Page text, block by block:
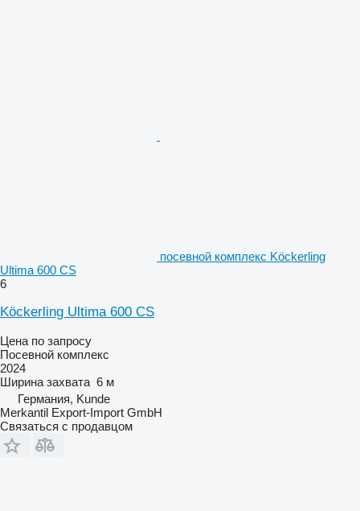
посевной комплекс Köckerling
Ultima 600 CS
6
Köckerling Ultima 600 CS
Цена по запросу
Посевной комплекс
2024
Ширина захвата 6 м
Германия, Kunde
Merkantil Export-Import GmbH
Связаться с продавцом